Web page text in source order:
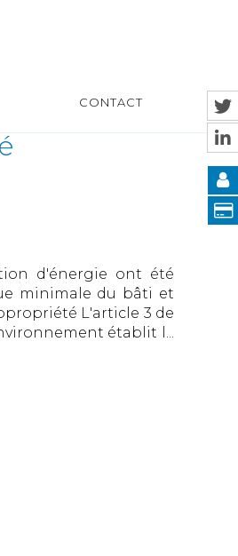
CONTACT
d'énergie ont été
minimale du bâti et
L'article 3 de
établit l...